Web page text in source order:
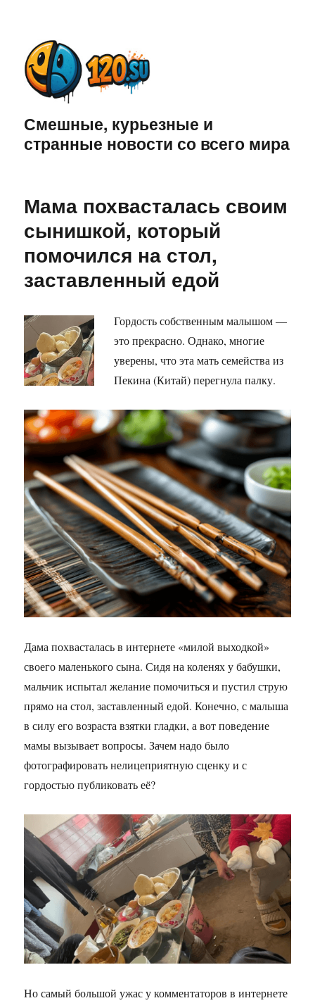
Смешные, курьезные и
странные новости со всего мира
Мама похвасталась своим
сынишкой, который
помочился на стол,
заставленный едой
Гордость собственным малышом —
это прекрасно. Однако, многие
уверены, что эта мать семейства из
Пекина (Китай) перегнула палку.
Дама похвасталась в интернете «милой выходкой»
своего маленького сына. Сидя на коленях у бабушки,
мальчик испытал желание помочиться и пустил струю
прямо на стол, заставленный едой. Конечно, с малыша
в силу его возраста взятки гладки, а вот поведение
мамы вызывает вопросы. Зачем надо было
фотографировать нелицеприятную сценку и с
гордостью публиковать её?
Но самый большой ужас у комментаторов в интернете